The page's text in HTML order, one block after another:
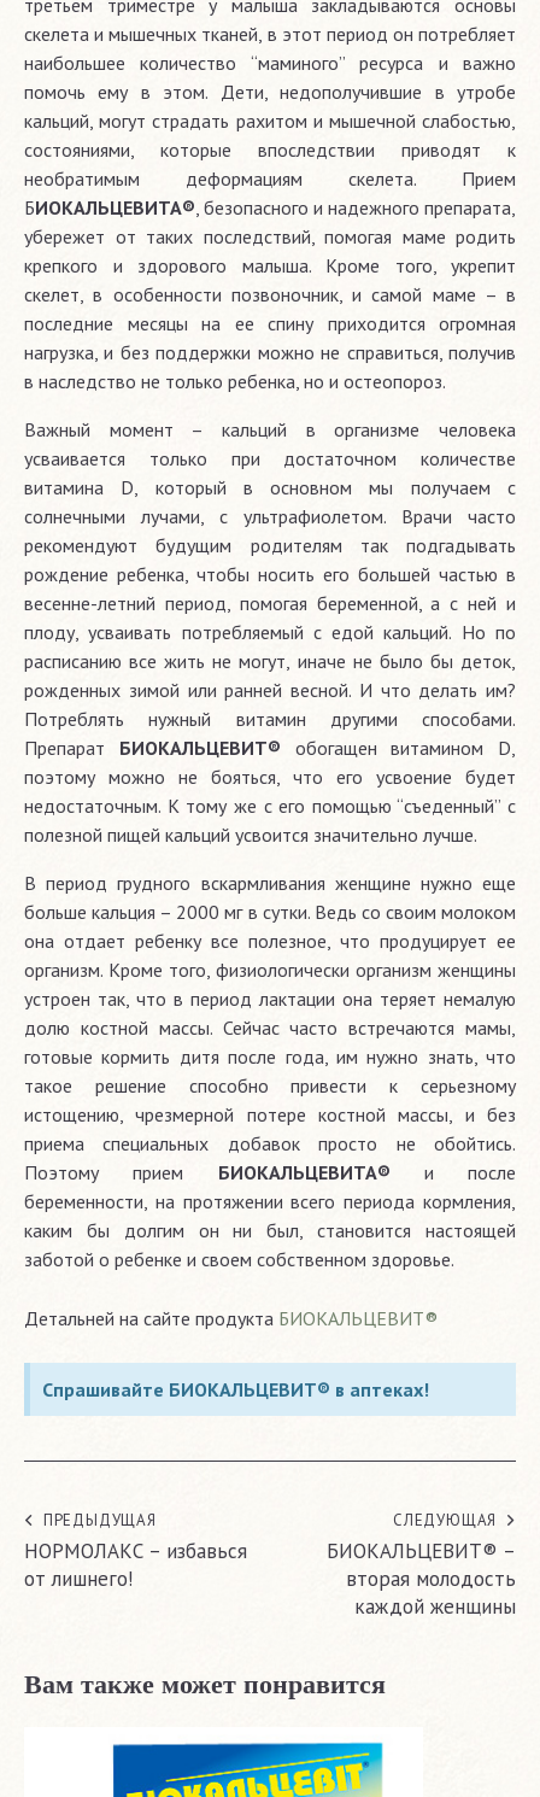
скелета и мышечных тканей, в этот период он потребляет
наибольшее количество “маминого” ресурса и важно
помочь ему в этом. Дети, недополучившие в утробе
кальций, могут страдать рахитом и мышечной слабостью,
состояниями, которые впоследствии приводят к
необратимым деформациям скелета. Прием
БИОКАЛЬЦЕВИТА® , безопасного и надежного препарата,
убережет от таких последствий, помогая маме родить
крепкого и здорового малыша. Кроме того, укрепит
скелет, в особенности позвоночник, и самой маме – в
последние месяцы на ее спину приходится огромная
нагрузка, и без поддержки можно не справиться, получив
в наследство не только ребенка, но и остеопороз.
Важный момент – кальций в организме человека
усваивается только при достаточном количестве
витамина D, который в основном мы получаем с
солнечными лучами, с ультрафиолетом. Врачи часто
рекомендуют будущим родителям так подгадывать
рождение ребенка, чтобы носить его большей частью в
весенне-летний период, помогая беременной, а с ней и
плоду, усваивать потребляемый с едой кальций. Но по
расписанию все жить не могут, иначе не было бы деток,
рожденных зимой или ранней весной. И что делать им?
Потреблять нужный витамин другими способами.
Препарат БИОКАЛЬЦЕВИТ® обогащен витамином D,
поэтому можно не бояться, что его усвоение будет
недостаточным. К тому же с его помощью “съеденный” с
полезной пищей кальций усвоится значительно лучше.
В период грудного вскармливания женщине нужно еще
больше кальция – 2000 мг в сутки. Ведь со своим молоком
она отдает ребенку все полезное, что продуцирует ее
организм. Кроме того, физиологически организм женщины
устроен так, что в период лактации она теряет немалую
долю костной массы. Сейчас часто встречаются мамы,
готовые кормить дитя после года, им нужно знать, что
такое решение способно привести к серьезному
истощению, чрезмерной потере костной массы, и без
приема специальных добавок просто не обойтись.
Поэтому прием БИОКАЛЬЦЕВИТА® и после
беременности, на протяжении всего периода кормления,
каким бы долгим он ни был, становится настоящей
заботой о ребенке и своем собственном здоровье.
Детальней на сайте продукта БИОКАЛЬЦЕВИТ®
Спрашивайте БИОКАЛЬЦЕВИТ® в аптеках!
ПРЕДЫДУЩАЯ
НОРМОЛАКС – избавься
от лишнего!
СЛЕДУЮЩАЯ
БИОКАЛЬЦЕВИТ® –
вторая молодость
каждой женщины
Вам также может понравится